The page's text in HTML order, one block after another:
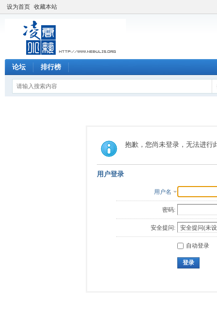
设为首页 收藏本站
论坛 排行榜
抱歉，您尚未登录，无法进行
用户登录
用户名
密码:
安全提问:
自动登录
登录